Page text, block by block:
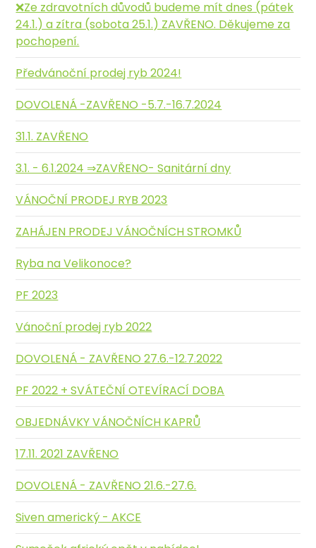
❌️Ze zdravotních důvodů budeme mít dnes (pátek
24.1.) a zítra (sobota 25.1.) ZAVŘENO. Děkujeme za
pochopení.
Předvánoční prodej ryb 2024!
DOVOLENÁ -ZAVŘENO -5.7.-16.7.2024
31.1. ZAVŘENO
3.1. - 6.1.2024 ⇒ZAVŘENO- Sanitární dny
VÁNOČNÍ PRODEJ RYB 2023
ZAHÁJEN PRODEJ VÁNOČNÍCH STROMKŮ
Ryba na Velikonoce?
PF 2023
Vánoční prodej ryb 2022
DOVOLENÁ - ZAVŘENO 27.6.-12.7.2022
PF 2022 + SVÁTEČNÍ OTEVÍRACÍ DOBA
OBJEDNÁVKY VÁNOČNÍCH KAPRŮ
17.11. 2021 ZAVŘENO
DOVOLENÁ - ZAVŘENO 21.6.-27.6.
Siven americký - AKCE